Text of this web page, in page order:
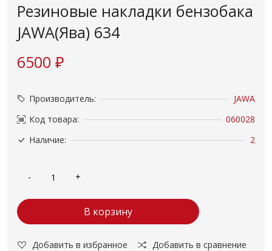
Резиновые накладки бензобака
JAWA(Ява) 634
6500 ₽
Производитель:
JAWA
Код товара:
060028
Наличие:
2
В корзину
Добавить в избранное Добавить в сравнение